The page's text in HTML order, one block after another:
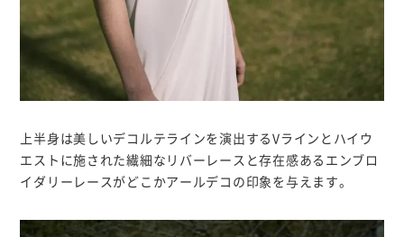
上半身は美しいデコルテラインを演出するVラインとハイウ
エストに施された繊細なリバーレースと存在感あるエンブロ
イダリーレースがどこかアールデコの印象を与えます。